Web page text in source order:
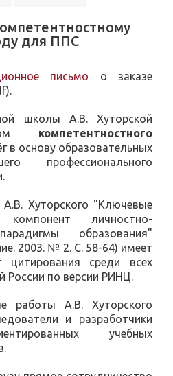
для ППС
письмо о заказе
школы А.В. Хуторской
компетентностного
в основу образовательных
профессионального
Хуторского "Ключевые
личностно-
образования"
2003. № 2. С. 58-64) имеет
цитирования среди всех
России по версии РИНЦ.
работы А.В. Хуторского
и разработчики
учебных